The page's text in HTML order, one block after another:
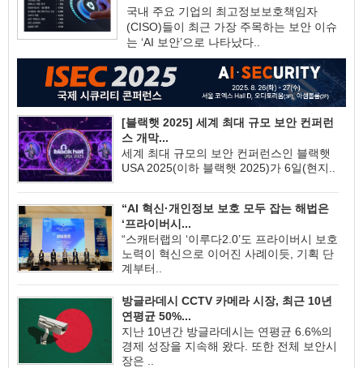
국내 주요 기업의 최고정보보호책임자
(CISO)들이 최근 가장 주목하는 보안 이슈
는 ‘AI 보안’으로 나타났다..
[블랙햇 2025] 세계 최대 규모 보안 컨퍼런
스 개막...
세계 최대 규모의 보안 컨퍼런스인 블랙햇
USA 2025(이하 블랙햇 2025)가 6일(현지..
“AI 혁신·개인정보 보호 모두 잡는 해법은
‘프라이버시...
“스캐터랩의 ‘이루다2.0’도 프라이버시 보호
노력이 혁신으로 이어진 사례이듯, 기획 단
계부터..
방글라데시 CCTV 카메라 시장, 최근 10년
연평균 50%...
지난 10년간 방글라데시는 연평균 6.6%의
경제 성장을 지속해 왔다. 또한 전체 보안시
장은 ..